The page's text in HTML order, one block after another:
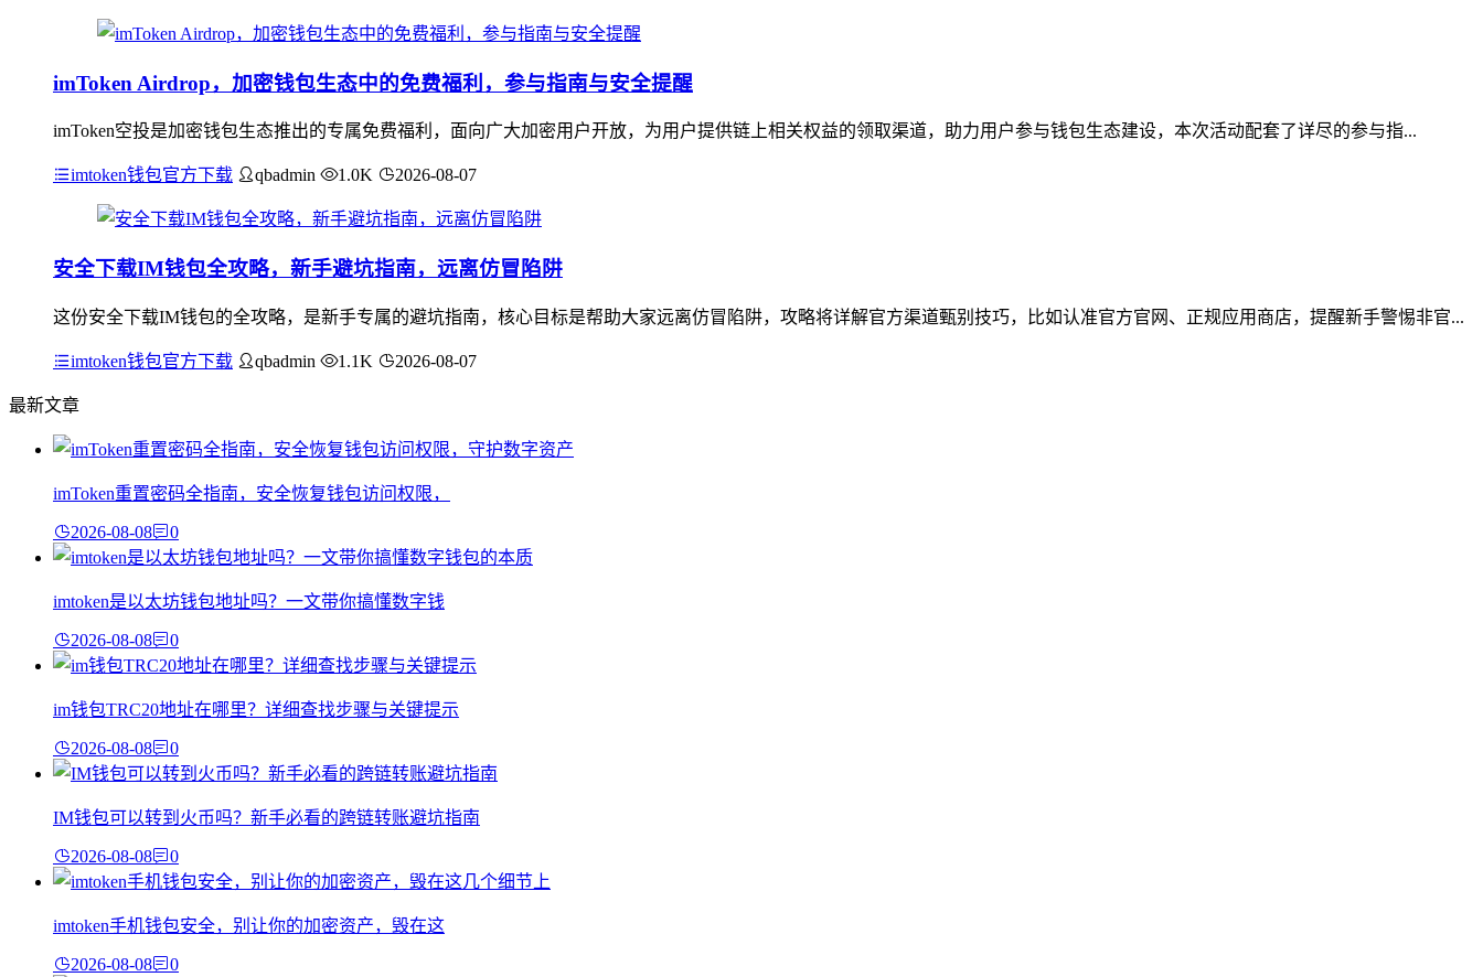
imToken Airdrop，加密钱包生态中的免费福利，参与指南与安全提醒
imToken空投是加密钱包生态推出的专属免费福利，面向广大加密用户开放，为用户提供链上相关权益的领取渠道，助力用户参与钱包生态建设，本次活动配套了详尽的参与指...
imtoken钱包官方下载 qbadmin 1.0K 2026-08-07
安全下载IM钱包全攻略，新手避坑指南，远离仿冒陷阱
这份安全下载IM钱包的全攻略，是新手专属的避坑指南，核心目标是帮助大家远离仿冒陷阱，攻略将详解官方渠道甄别技巧，比如认准官方官网、正规应用商店，提醒新手警惕非官...
imtoken钱包官方下载 qbadmin 1.1K 2026-08-07
最新文章
imToken重置密码全指南，安全恢复钱包访问权限，
2026-08-08 0
imtoken是以太坊钱包地址吗？一文带你搞懂数字钱
2026-08-08 0
im钱包TRC20地址在哪里？详细查找步骤与关键提示
2026-08-08 0
IM钱包可以转到火币吗？新手必看的跨链转账避坑指南
2026-08-08 0
imtoken手机钱包安全，别让你的加密资产，毁在这
2026-08-08 0